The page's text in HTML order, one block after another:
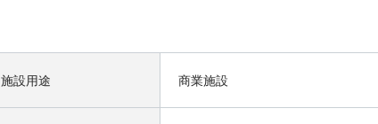
施設用途 商業施設